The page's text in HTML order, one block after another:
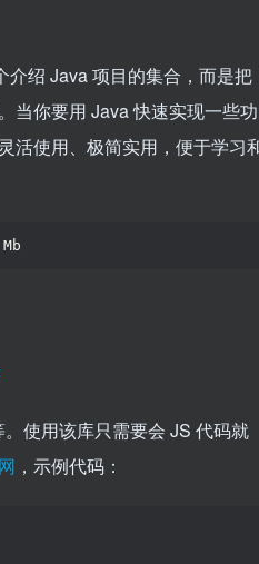
介绍 Java 项目的集合，而是把
当你要用 Java 快速实现一些功
活使用、极简实用，便于学习
Mb
使用该库只需要会 JS 代码就
，示例代码：